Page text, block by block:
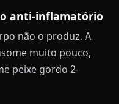
o anti-inflamatório
não o produz. A
muito pouco,
peixe gordo 2-